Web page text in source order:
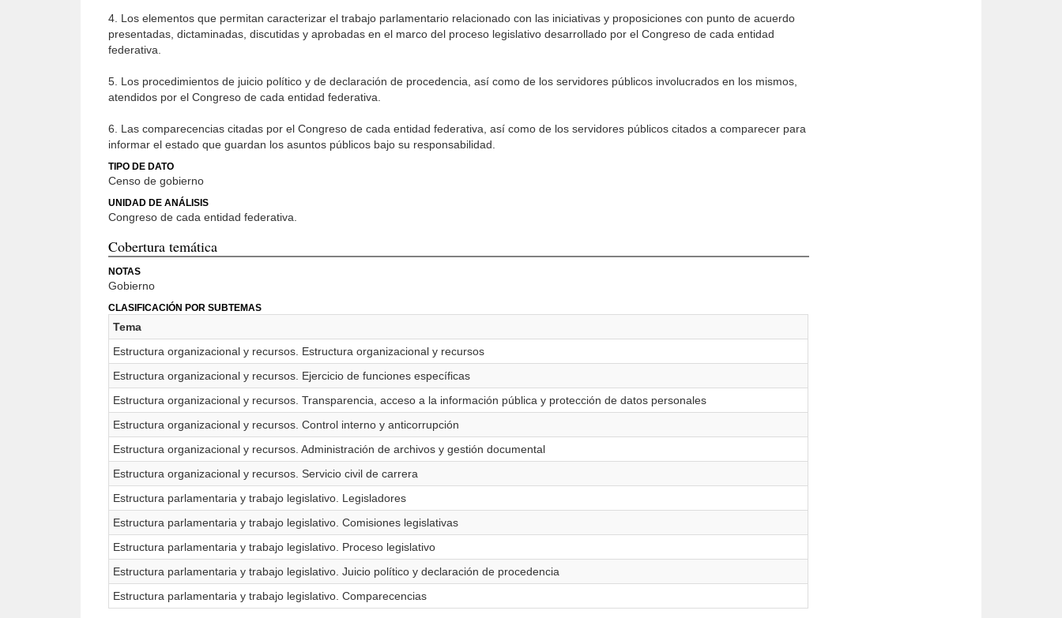
4. Los elementos que permitan caracterizar el trabajo parlamentario relacionado con las iniciativas y proposiciones con punto de acuerdo
presentadas, dictaminadas, discutidas y aprobadas en el marco del proceso legislativo desarrollado por el Congreso de cada entidad
federativa.
5. Los procedimientos de juicio político y de declaración de procedencia, así como de los servidores públicos involucrados en los mismos,
atendidos por el Congreso de cada entidad federativa.
6. Las comparecencias citadas por el Congreso de cada entidad federativa, así como de los servidores públicos citados a comparecer para
informar el estado que guardan los asuntos públicos bajo su responsabilidad.
TIPO DE DATO
Censo de gobierno
UNIDAD DE ANÁLISIS
Congreso de cada entidad federativa.
Cobertura temática
NOTAS
Gobierno
CLASIFICACIÓN POR SUBTEMAS
Tema
Estructura organizacional y recursos. Estructura organizacional y recursos
Estructura organizacional y recursos. Ejercicio de funciones específicas
Estructura organizacional y recursos. Transparencia, acceso a la información pública y protección de datos personales
Estructura organizacional y recursos. Control interno y anticorrupción
Estructura organizacional y recursos. Administración de archivos y gestión documental
Estructura organizacional y recursos. Servicio civil de carrera
Estructura parlamentaria y trabajo legislativo. Legisladores
Estructura parlamentaria y trabajo legislativo. Comisiones legislativas
Estructura parlamentaria y trabajo legislativo. Proceso legislativo
Estructura parlamentaria y trabajo legislativo. Juicio político y declaración de procedencia
Estructura parlamentaria y trabajo legislativo. Comparecencias